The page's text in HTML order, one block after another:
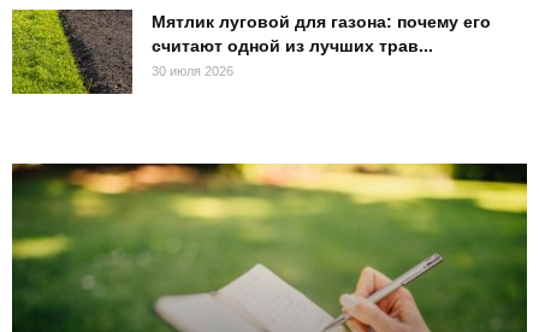
Мятлик луговой для газона: почему его
считают одной из лучших трав...
30 июля 2026